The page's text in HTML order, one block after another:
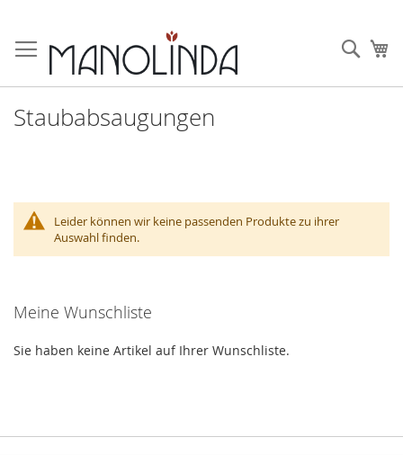
Inhalt
springen
Staubabsaugungen
Leider können wir keine passenden Produkte zu ihrer
Auswahl finden.
Meine Wunschliste
Sie haben keine Artikel auf Ihrer Wunschliste.